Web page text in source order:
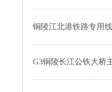
铜陵江北港铁路专用
G3铜陵长江公铁大桥